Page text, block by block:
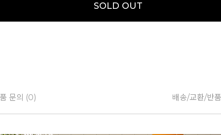
SOLD OUT
문의 (0) 배송/교환/반품